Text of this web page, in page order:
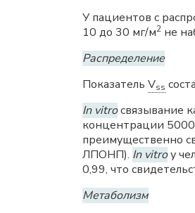
У пациентов с
10 до 30 мг/м2 не
Распределение
Показатель Vss
In vitroсвязывание
концентрации
преимущественно
ЛПОНП). In vitroу
0,99, что
Метаболизм